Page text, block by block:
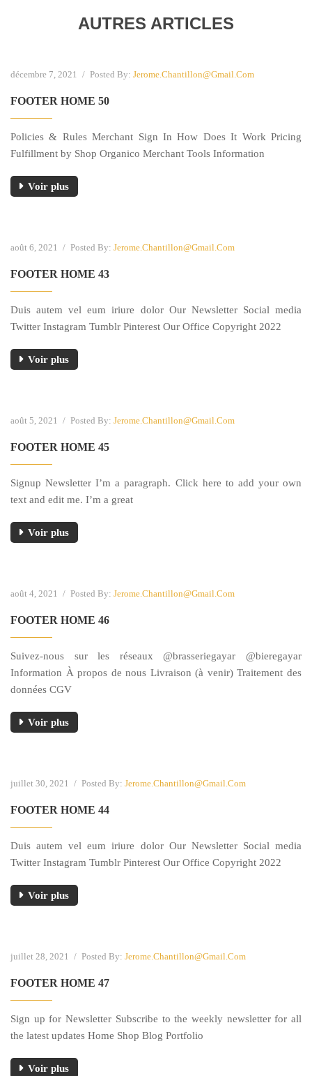
AUTRES ARTICLES
décembre 7, 2021 / Posted By: Jerome.chantillon@gmail.com
FOOTER HOME 50
Policies & Rules Merchant Sign In How Does It Work Pricing
Fulfillment by Shop Organico Merchant Tools Information
Voir plus
août 6, 2021 / Posted By: Jerome.chantillon@gmail.com
FOOTER HOME 43
Duis autem vel eum iriure dolor Our Newsletter Social media
Twitter Instagram Tumblr Pinterest Our Office Copyright 2022
Voir plus
août 5, 2021 / Posted By: Jerome.chantillon@gmail.com
FOOTER HOME 45
Signup Newsletter I’m a paragraph. Click here to add your own
text and edit me. I’m a great
Voir plus
août 4, 2021 / Posted By: Jerome.chantillon@gmail.com
FOOTER HOME 46
Suivez-nous sur les réseaux @brasseriegayar @bieregayar
Information À propos de nous Livraison (à venir) Traitement des
données CGV
Voir plus
juillet 30, 2021 / Posted By: Jerome.chantillon@gmail.com
FOOTER HOME 44
Duis autem vel eum iriure dolor Our Newsletter Social media
Twitter Instagram Tumblr Pinterest Our Office Copyright 2022
Voir plus
juillet 28, 2021 / Posted By: Jerome.chantillon@gmail.com
FOOTER HOME 47
Sign up for Newsletter Subscribe to the weekly newsletter for all
the latest updates Home Shop Blog Portfolio
Voir plus